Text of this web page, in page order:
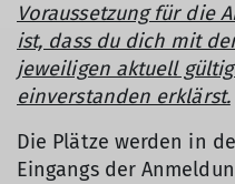
Voraussetzung für die
ist, dass du dich mit
jeweiligen aktuell
einverstanden erklärst.
Die Plätze werden in
Eingangs der